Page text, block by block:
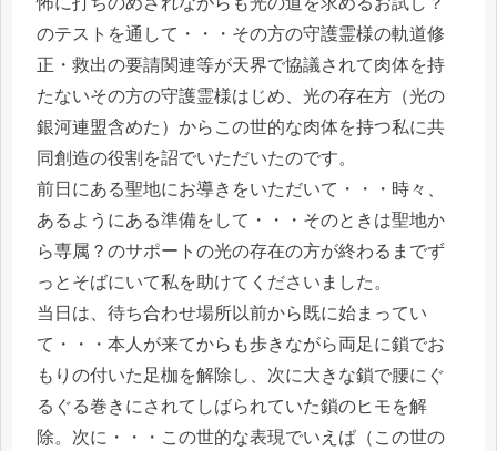
のテストを通して・・・その方の守護霊様の軌道修
正・救出の要請関連等が天界で協議されて肉体を持
たないその方の守護霊様はじめ、光の存在方（光の
銀河連盟含めた）からこの世的な肉体を持つ私に共
同創造の役割を詔でいただいたのです。
前日にある聖地にお導きをいただいて・・・時々、
あるようにある準備をして・・・そのときは聖地か
ら専属？のサポートの光の存在の方が終わるまでず
っとそばにいて私を助けてくださいました。
当日は、待ち合わせ場所以前から既に始まってい
て・・・本人が来てからも歩きながら両足に鎖でお
もりの付いた足枷を解除し、次に大きな鎖で腰にぐ
るぐる巻きにされてしばられていた鎖のヒモを解
除。次に・・・この世的な表現でいえば（この世の